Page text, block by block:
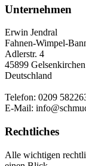
Unternehmen
Erwin Jendral
Fahnen-Wimpel-
Adlerstr. 4
45899 Gelsenkirchen
Deutschland
Telefon: 0209
E-Mail:
Rechtliches
Alle wichtigen